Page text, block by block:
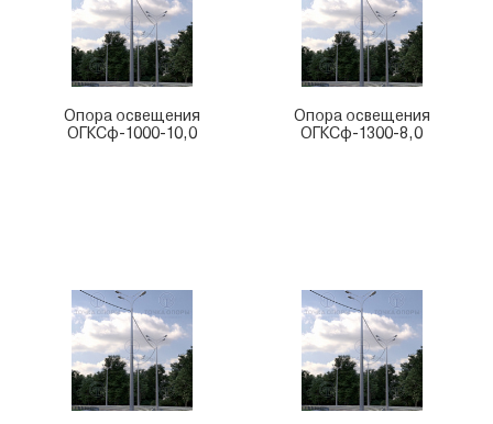
Опора освещения
ОГКСф-1000-10,0
Опора освещения
ОГКСф-1300-8,0